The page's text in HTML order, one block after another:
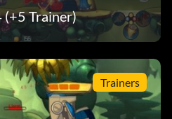
(+5 Trainer)
Trainers